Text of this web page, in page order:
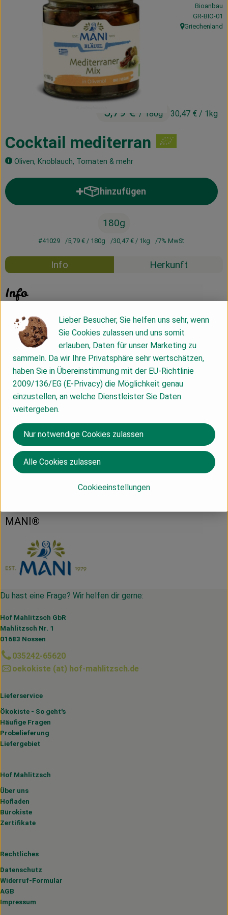
Kühltheke
Haus, Garten & Co.
Lieferservice
Neues vom Hof
Blog
Cocktail mediterran
Oliven, Knoblauch, Tomaten & mehr
5,79 € / 180g 30,47 € / 1kg
Bioanbau
,GR-BIO-01
, Herkunft:
Griechenland
hinzufügen
Produkt zum Warenkorb
180g
#41029 5,79 €/ 180g 30,47 €/ 1kg 7% MwSt
Info Herkunft
Info
Oliven, Knoblauch, Tomaten & mehr
Produktinformationen
Nährwert-Info
Produktdatenblatt
MANI®
Du hast eine Frage? Wir helfen dir gerne:
Hof Mahlitzsch GbR
Mahlitzsch Nr. 1
01683 Nossen
035242-65620
oekokiste (at) hof-mahlitzsch.de
Lieferservice
Ökokiste - So geht's
Häufige Fragen
Probelieferung
Liefergebiet
Hof Mahlitzsch
Über uns
Hofladen
Bürokiste
Zertifikate
Rechtliches
Datenschutz
Widerruf-Formular
AGB
Impressum
Lieber Besucher, Sie helfen uns sehr, wenn
Sie Cookies zulassen und uns somit
erlauben, Daten für unser Marketing zu
sammeln. Da wir Ihre Privatsphäre sehr wertschätzen,
haben Sie in Übereinstimmung mit der EU-Richtlinie
2009/136/EG (E-Privacy) die Möglichkeit genau
einzustellen, an welche Dienstleister Sie Daten
weitergeben.
Cookieeinstellungen
Nur notwendige Cookies zulassen
Alle Cookies zulassen